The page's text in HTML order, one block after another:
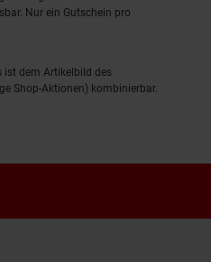
Nur ein Gutschein pro
ist dem Artikelbild des
Shop-Aktionen) kombinierbar.